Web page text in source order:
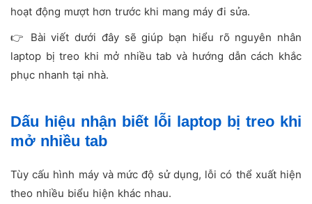
hoạt động mượt hơn trước khi mang máy đi sửa.
👉 Bài viết dưới đây sẽ giúp bạn hiểu rõ nguyên nhân
laptop bị treo khi mở nhiều tab và hướng dẫn cách khắc
phục nhanh tại nhà.
Dấu hiệu nhận biết lỗi laptop bị treo khi
mở nhiều tab
Tùy cấu hình máy và mức độ sử dụng, lỗi có thể xuất hiện
theo nhiều biểu hiện khác nhau.